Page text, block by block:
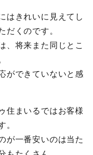
はきれいに見えてし
だくのです。
、将来また同じとこ
ができていないと感
住まいるではお客様
。
が一番安いのは当た